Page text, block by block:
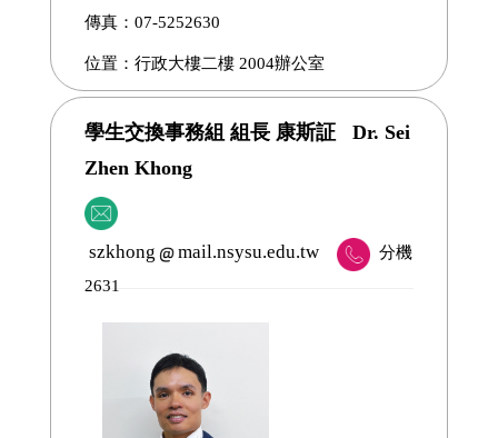
菲律賓臺灣教育中心
傳真：07-5252630
位置：行政大樓二樓 2004辦公室
學生交換事務組 組長 康斯証 Dr. Sei
Zhen Khong
szkhong mail.nsysu.edu.tw
分機
2631